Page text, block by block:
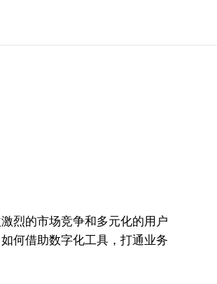
烈的市场竞争和多元化的用户
何借助数字化工具，打通业务